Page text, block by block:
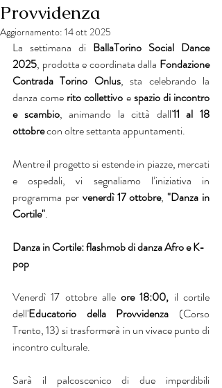
Provvidenza
Aggiornamento: 14 ott 2025
La settimana di BallaTorino Social Dance
2025, prodotta e coordinata dalla Fondazione
Contrada Torino Onlus, sta celebrando la
danza come rito collettivo e spazio di incontro
e scambio, animando la città dall'11 al 18
ottobre con oltre settanta appuntamenti.
Mentre il progetto si estende in piazze, mercati
e ospedali, vi segnaliamo l’iniziativa in
programma per venerdì 17 ottobre, "Danza in
Cortile".
Danza in Cortile: flashmob di danza Afro e K-
pop
Venerdì 17 ottobre alle ore 18:00, il cortile
dell'Educatorio della Provvidenza (Corso
Trento, 13) si trasformerà in un vivace punto di
incontro culturale.